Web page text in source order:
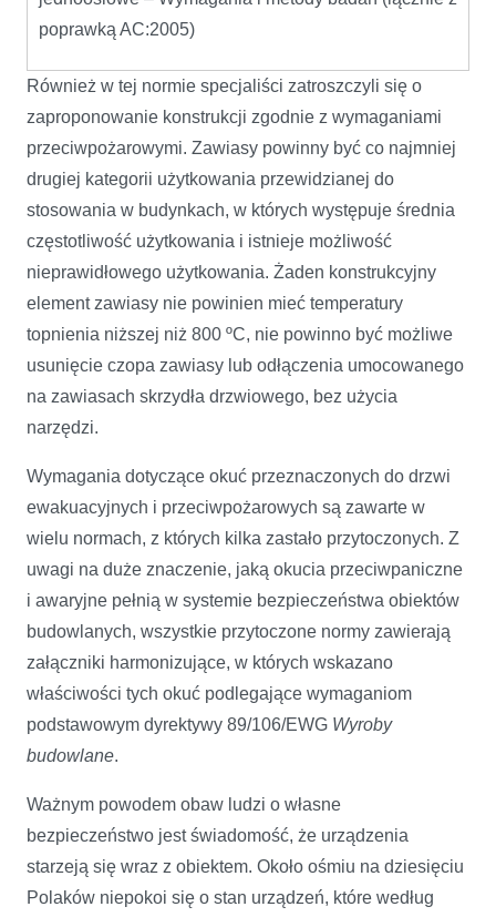
poprawką AC:2005)
Również w tej normie specjaliści zatroszczyli się o
zaproponowanie konstrukcji zgodnie z wymaganiami
przeciwpożarowymi. Zawiasy powinny być co najmniej
drugiej kategorii użytkowania przewidzianej do
stosowania w budynkach, w których występuje średnia
częstotliwość użytkowania i istnieje możliwość
nieprawidłowego użytkowania. Żaden konstrukcyjny
element zawiasy nie powinien mieć temperatury
topnienia niższej niż 800 ºC, nie powinno być możliwe
usunięcie czopa zawiasy lub odłączenia umocowanego
na zawiasach skrzydła drzwiowego, bez użycia
narzędzi.
Wymagania dotyczące okuć przeznaczonych do drzwi
ewakuacyjnych i przeciwpożarowych są zawarte w
wielu normach, z których kilka zastało przytoczonych. Z
uwagi na duże znaczenie, jaką okucia przeciwpaniczne
i awaryjne pełnią w systemie bezpieczeństwa obiektów
budowlanych, wszystkie przytoczone normy zawierają
załączniki harmonizujące, w których wskazano
właściwości tych okuć podlegające wymaganiom
podstawowym dyrektywy 89/106/EWG Wyroby
budowlane.
Ważnym powodem obaw ludzi o własne
bezpieczeństwo jest świadomość, że urządzenia
starzeją się wraz z obiektem. Około ośmiu na dziesięciu
Polaków niepokoi się o stan urządzeń, które według